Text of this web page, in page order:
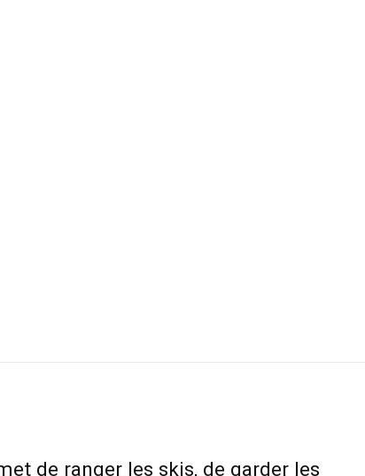
de ranger les skis, de garder les